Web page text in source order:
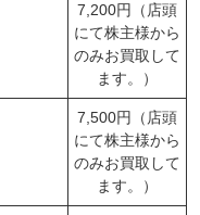
7,200円（店頭
にて株主様から
のみお買取して
ます。）
7,500円（店頭
にて株主様から
のみお買取して
ます。）